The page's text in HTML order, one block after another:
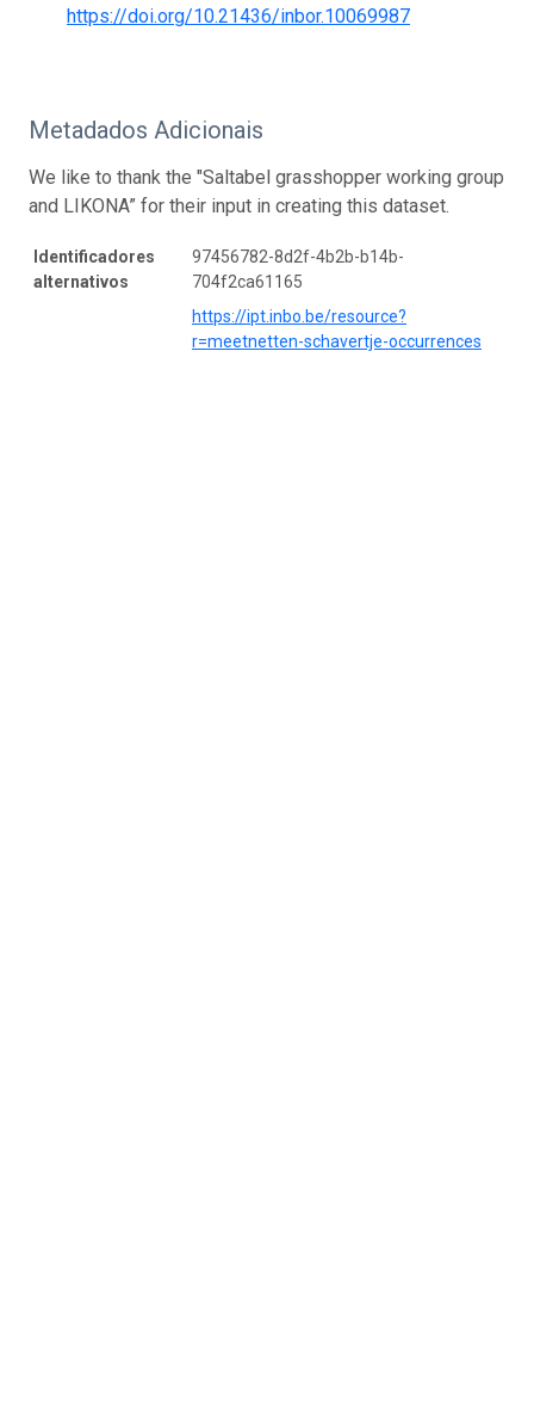
https://doi.org/10.21436/inbor.10069987
Metadados Adicionais
We like to thank the "Saltabel grasshopper working group
and LIKONA” for their input in creating this dataset.
Identificadores
alternativos
97456782-8d2f-4b2b-b14b-
704f2ca61165
https://ipt.inbo.be/resource?
r=meetnetten-schavertje-occurrences